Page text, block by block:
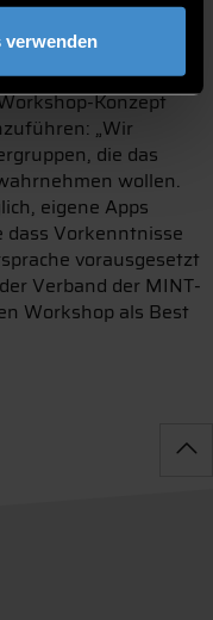
verwenden
sie das Programm
fit gemacht. Als
Konzept
„Wir
die das
wollen.
eigene Apps
dass Vorkenntnisse
vorausgesetzt
Verband der MINT-
Workshop als Best